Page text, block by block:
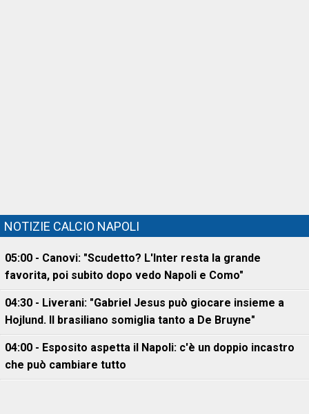
NOTIZIE CALCIO NAPOLI
05:00 - Canovi: "Scudetto? L'Inter resta la grande
favorita, poi subito dopo vedo Napoli e Como"
04:30 - Liverani: "Gabriel Jesus può giocare insieme a
Hojlund. Il brasiliano somiglia tanto a De Bruyne"
04:00 - Esposito aspetta il Napoli: c'è un doppio incastro
che può cambiare tutto